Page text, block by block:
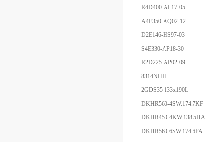
R4D400-AL17-05
A4E350-AQ02-12
D2E146-HS97-03
S4E330-AP18-30
R2D225-AP02-09
8314NHH
2GDS35 133x190L
DKHR560-4SW.174.7KF
DKHR450-4KW.138.5HA
DKHR560-6SW.174.6FA